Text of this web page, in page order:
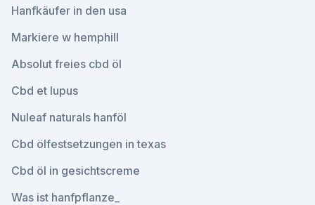
Hanfkäufer in den usa
Markiere w hemphill
Absolut freies cbd öl
Cbd et lupus
Nuleaf naturals hanföl
Cbd ölfestsetzungen in texas
Cbd öl in gesichtscreme
Was ist hanfpflanze_